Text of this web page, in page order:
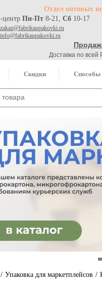
Отдел оптовых
центр Пн-Пт8-21, Сб10-17
zakaz@fabrikaupakovki.ru
info@fabrikaupakovki.ru
Доставка по
Скидки Способы
/ Упаковка для маркетплейсов /